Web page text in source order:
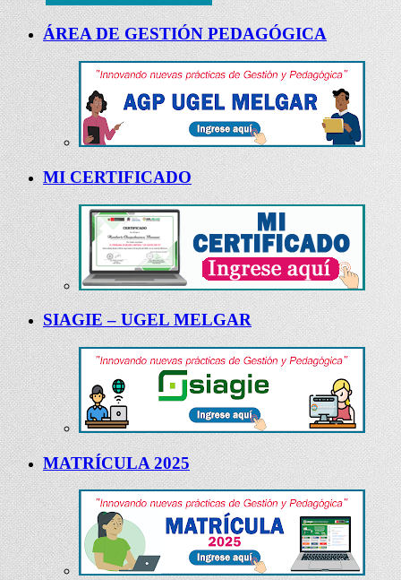
ÁREA DE GESTIÓN PEDAGÓGICA
MI CERTIFICADO
SIAGIE – UGEL MELGAR
MATRÍCULA 2025